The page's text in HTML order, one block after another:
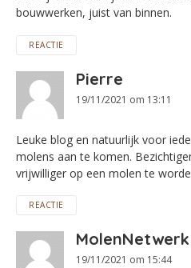
bouwwerken, juist van binnen.
REACTIE
Pierre
19/11/2021 om 13:11
Leuke blog en natuurlijk voor
molens aan te komen.
vrijwilliger op een molen te
REACTIE
19/11/2021 om 15:44